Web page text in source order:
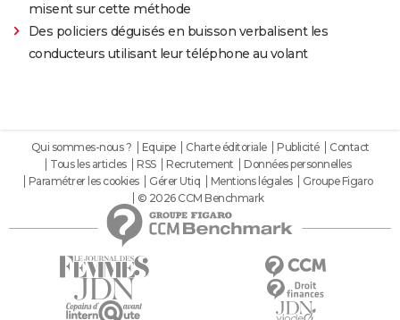
misent sur cette méthode
Des policiers déguisés en buisson verbalisent les
conducteurs utilisant leur téléphone au volant
Qui sommes-nous ? Equipe Charte éditoriale Publicité
Contact
Tous les articles
RSS Recrutement
Données personnelles
Paramétrer les cookies
Gérer Utiq Mentions légales
Groupe Figaro
© 2026 CCM Benchmark